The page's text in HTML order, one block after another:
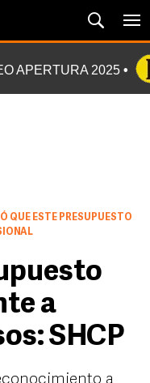
APERTURA 2025
QUE ESTE PRESUPUESTO
a
SHCP
a